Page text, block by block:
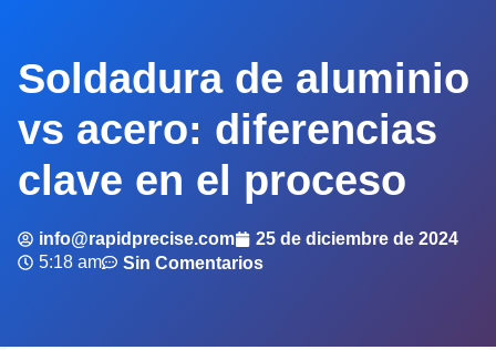
Soldadura de aluminio
vs acero: diferencias
clave en el proceso
info@rapidprecise.com
25 de diciembre de 2024
5:18 am
Sin Comentarios